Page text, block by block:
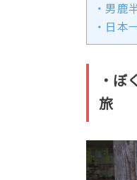
・男鹿
・日本
・ぼ
旅